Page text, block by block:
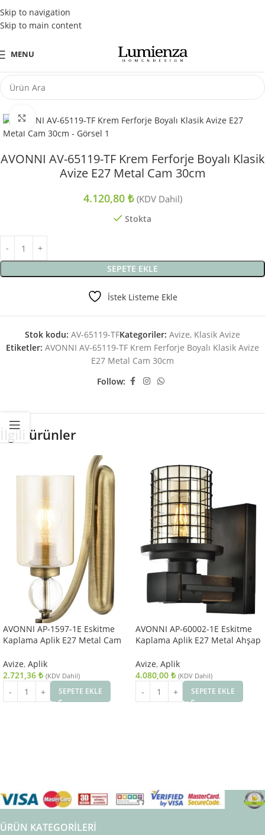
Skip to navigation
Skip to main content
Tüm Kredi Kartlarına Peşin Fiyatına 3 Taksit Fırsatı
MENU
Büyütmek için tıklayın
AVONNI AV-65119-TF Krem Ferforje Boyalı Klasik
Avize E27 Metal Cam 30cm
4.120,80 ₺ (KDV Dahil)
Stokta
SEPETE EKLE
İstek Listeme Ekle
Stok kodu: AV-65119-TFKategoriler: Avize, Klasik Avize
Etiketler: AVONNI AV-65119-TF Krem Ferforje Boyalı Klasik Avize
E27 Metal Cam 30cm
Follow:
İlgili ürünler
AVONNI AP-1597-1E Eskitme
Kaplama Aplik E27 Metal Cam
Avize, Aplik
2.721,36 ₺ (KDV Dahil)
SEPETE EKLE
AVONNI AP-60002-1E Eskitme
Kaplama Aplik E27 Metal Ahşap
Avize, Aplik
4.080,00 ₺ (KDV Dahil)
SEPETE EKLE
ÜRÜN KATEGORILERI